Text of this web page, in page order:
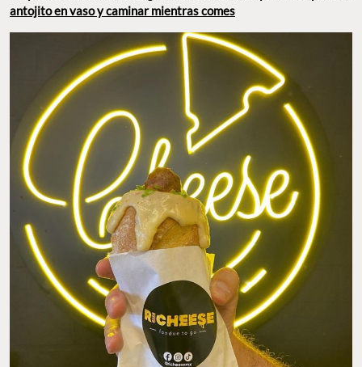
antojito en vaso y caminar mientras comes